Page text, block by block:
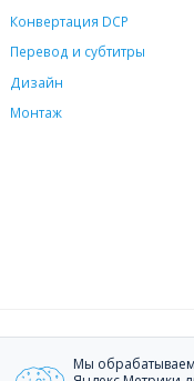
Конвертация DCP
Перевод и субтитры
Дизайн
Монтаж
фильмов
или пишите
Мы